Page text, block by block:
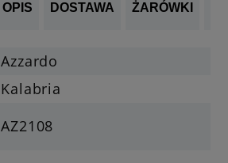
OPIS DOSTAWA ŻARÓWKI
Azzardo
Kalabria
AZ2108